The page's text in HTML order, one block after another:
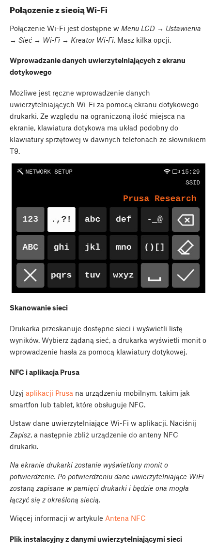
Połączenie z siecią Wi-Fi
Połączenie Wi-Fi jest dostępne w Menu LCD → Ustawienia
→ Sieć → Wi-Fi → Kreator Wi-Fi. Masz kilka opcji.
Wprowadzanie danych uwierzytelniających z ekranu
dotykowego
Możliwe jest ręczne wprowadzenie danych
uwierzytelniających Wi-Fi za pomocą ekranu dotykowego
drukarki. Ze względu na ograniczoną ilość miejsca na
ekranie, klawiatura dotykowa ma układ podobny do
klawiatury sprzętowej w dawnych telefonach ze słownikiem
T9.
Skanowanie sieci
Drukarka przeskanuje dostępne sieci i wyświetli listę
wyników. Wybierz żądaną sieć, a drukarka wyświetli monit o
wprowadzenie hasła za pomocą klawiatury dotykowej.
NFC i aplikacja Prusa
Użyj aplikacji Prusa na urządzeniu mobilnym, takim jak
smartfon lub tablet, które obsługuje NFC.
Ustaw dane uwierzytelniające Wi-Fi w aplikacji. Naciśnij
Zapisz, a następnie zbliż urządzenie do anteny NFC
drukarki.
Na ekranie drukarki zostanie wyświetlony monit o
potwierdzenie. Po potwierdzeniu dane uwierzytelniające WiFi
zostaną zapisane w pamięci drukarki i będzie ona mogła
łączyć się z określoną siecią.
Więcej informacji w artykule Antena NFC
Plik instalacyjny z danymi uwierzytelniającymi sieci